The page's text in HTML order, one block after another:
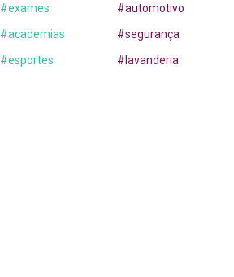
#exames
#academias
#esportes
#automotivo
#segurança
# lavanderia